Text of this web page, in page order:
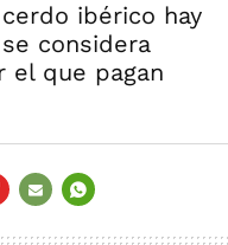
ibérico hay
considera
el que pagan